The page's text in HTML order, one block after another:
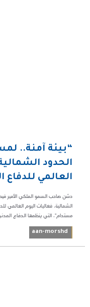
“بيئة آمنة..
الحدود
العالمي للدفاع
دشن صاحب السمو الملكي الأمير
الشمالية، فعاليات اليوم العالمي
مستدام"، التي ينظمها الدفاع
aan-morshd